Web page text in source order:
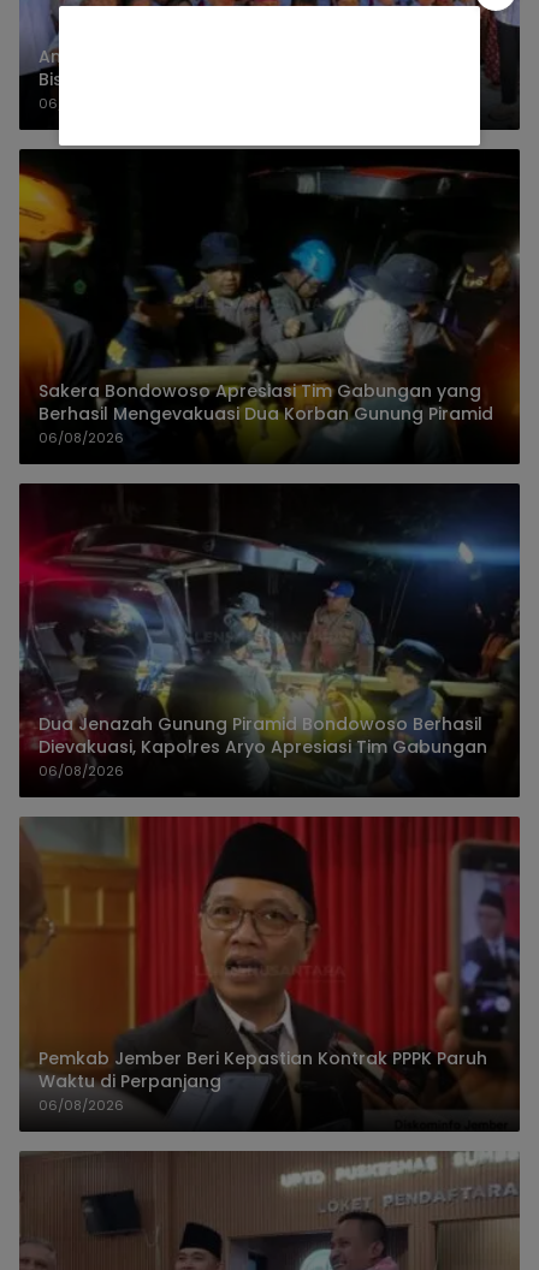
Anak-anak Miangas Senang Sekolah Direvitalisasi
Bisa Belajar Lebih Nyaman
06/08/2026
Sakera Bondowoso Apresiasi Tim Gabungan yang
Berhasil Mengevakuasi Dua Korban Gunung Piramid
06/08/2026
Dua Jenazah Gunung Piramid Bondowoso Berhasil
Dievakuasi, Kapolres Aryo Apresiasi Tim Gabungan
06/08/2026
Pemkab Jember Beri Kepastian Kontrak PPPK Paruh
Waktu di Perpanjang
06/08/2026